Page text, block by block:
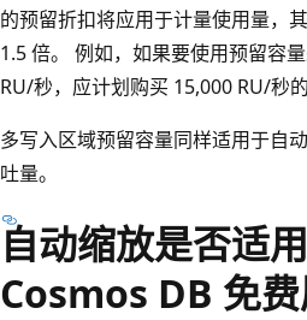
的预留折扣将应用于计量使用量，
1.5 倍。 例如，如果要使用预留容
RU/秒，应计划购买 15,000 RU/秒
多写入区域预留容量同样适用于自
吐量。
自动缩放是否适
Cosmos DB 免费